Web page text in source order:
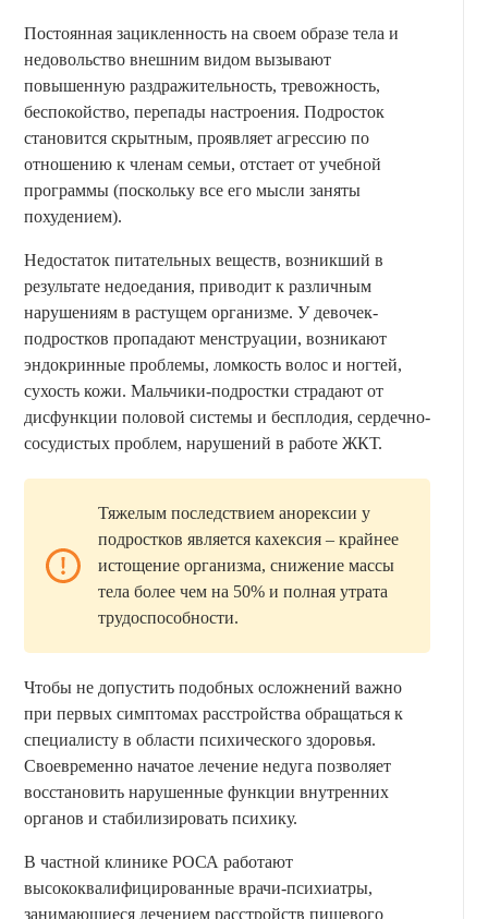
Постоянная зацикленность на своем образе тела и
недовольство внешним видом вызывают
повышенную раздражительность, тревожность,
беспокойство, перепады настроения. Подросток
становится скрытным, проявляет агрессию по
отношению к членам семьи, отстает от учебной
программы (поскольку все его мысли заняты
похудением).
Недостаток питательных веществ, возникший в
результате недоедания, приводит к различным
нарушениям в растущем организме. У девочек-
подростков пропадают менструации, возникают
эндокринные проблемы, ломкость волос и ногтей,
сухость кожи. Мальчики-подростки страдают от
дисфункции половой системы и бесплодия, сердечно-
сосудистых проблем, нарушений в работе ЖКТ.
Тяжелым последствием анорексии у
подростков является кахексия – крайнее
истощение организма, снижение массы
тела более чем на 50% и полная утрата
трудоспособности.
Чтобы не допустить подобных осложнений важно
при первых симптомах расстройства обращаться к
специалисту в области психического здоровья.
Своевременно начатое лечение недуга позволяет
восстановить нарушенные функции внутренних
органов и стабилизировать психику.
В частной клинике РОСА работают
высококвалифицированные врачи-психиатры,
занимающиеся лечением расстройств пищевого